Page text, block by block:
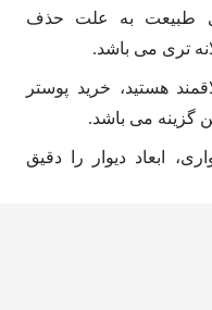
طبیعت به علت حذف
تری می باشد.
هستید، خرید پوستر
گزینه می باشد.
ابعاد دیوار را دقیق